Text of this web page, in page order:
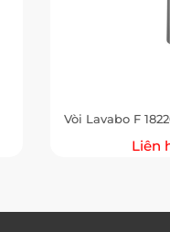
Vòi Lavabo F
Liên